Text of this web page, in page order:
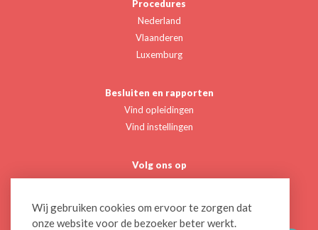
Wij gebruiken cookies om ervoor te zorgen dat
onze website voor de bezoeker beter werkt.
Procedures
Nederland
Vlaanderen
Luxemburg
Besluiten en rapporten
Vind opleidingen
Vind instellingen
Volg ons op
Twitter